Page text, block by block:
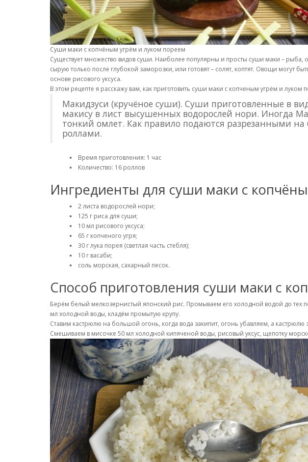
Суши маки с копчёным угрём и луком пореем
Существует множество видов суши. Наиболее популярны и просты суши маки –
сырую только после глубокой заморозки, или готовят – солят, коптят. Овощи
основе рисового уксуса.
В этом рецепте я расскажу вам, как приготовить суши маки с копченым угрём и луком
Макидзуси (кручёное суши). Суши приготовленные в
макису в лист высушенных водорослей нори. Иногда
тонкий омлет. Как правило подаются разрезанными
роллами.
Время приготовления: 1 час
Количество: 16 роллов
Ингредиенты для суши маки с
2 листа водорослей нори;
125 г риса для суши;
10 мл рисового уксуса;
65 г копченого угря;
30 г лука порея (светлая часть стебля);
10 г васаби;
соль морская, сахарный песок.
Способ приготовления суши маки с
Берём белый мелкозернистый японский рис. Промываем его холодной водой до тех
мл холодной воды, кладём промытую крупу.
Ставим кастрюлю на большой огонь, когда вода закипит, огонь убавляем, а
Смешиваем в мисочке 50 мл холодной кипяченой воды, рисовый уксус, щепотку